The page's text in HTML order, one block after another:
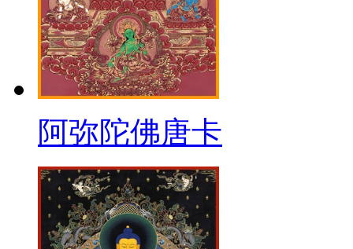
阿弥陀佛唐卡